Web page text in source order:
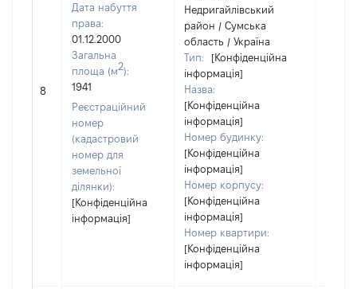
8
Дата набуття
права:
01.12.2000
Загальна
площа (м2):
1941
Реєстраційний
номер
(кадастровий
номер для
земельної
ділянки):
[Конфіденційна
інформація]
Недригайлівський
район / Сумська
область / Україна
Тип:
[Конфіденційна
інформація]
Назва:
[Конфіденційна
інформація]
Номер будинку:
[Конфіденційна
інформація]
Номер корпусу:
[Конфіденційна
інформація]
Номер квартири:
[Конфіденційна
інформація]